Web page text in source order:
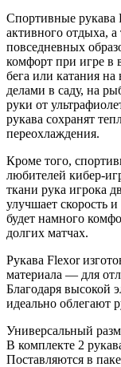
Спортивные рукава
активного отдыха,
повседневных
комфорт при игре в
бега или катания
делами в саду, на
руки от
рукава сохранят
переохлаждения.
Кроме того,
любителей кибер-
ткани рука игрока
улучшает скорость
будет намного
долгих матчах.
Рукава Flexor
материала — для
Благодаря высокой
идеально облегают
Универсальный
В комплекте 2
Поставляются в